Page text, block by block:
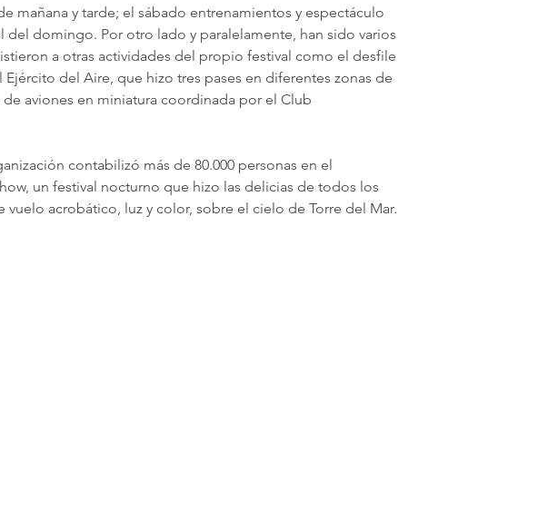
mañana y tarde; el sábado entrenamientos y espectáculo
del domingo. Por otro lado y paralelamente, han sido varios
a otras actividades del propio festival como el desfile
del Aire, que hizo tres pases en diferentes zonas de
aviones en miniatura coordinada por el Club
contabilizó más de 80.000 personas en el
un festival nocturno que hizo las delicias de todos los
vuelo acrobático, luz y color, sobre el cielo de Torre del Mar.